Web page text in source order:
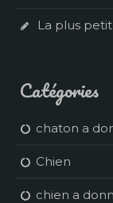
La plus
Catégories
chaton a
Chien
chien a